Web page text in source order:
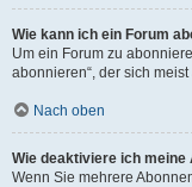
Wie kann ich ein Forum
Um ein Forum zu
abonnieren“, der sich
Nach oben
Wie deaktiviere ich meine
Wenn Sie mehrere